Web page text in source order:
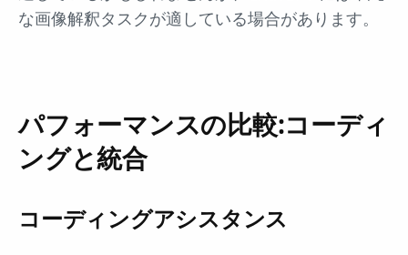
な画像解釈タスクが適している場合があります。
パフォーマンスの比較:コーディ
ングと統合
コーディングアシスタンス